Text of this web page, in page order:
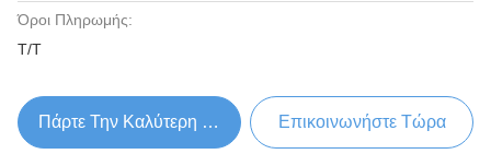
Όροι Πληρωμής:
T/T
Πάρτε Την Καλύτερη Τιμή Επικοινωνήστε Τώρα